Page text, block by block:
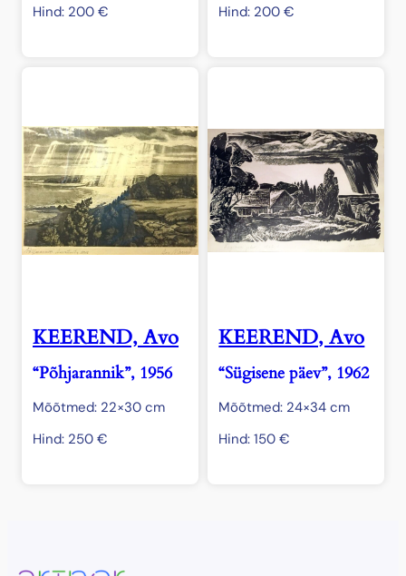
Hind: 200 €
Hind: 200€
KEEREND, Avo
“Põhjarannik”, 1956
Mõõtmed: 22×30 cm
Hind: 250 €
KEEREND, Avo
“Sügisene päev”, 1962
Mõõtmed: 24×34 cm
Hind:150€